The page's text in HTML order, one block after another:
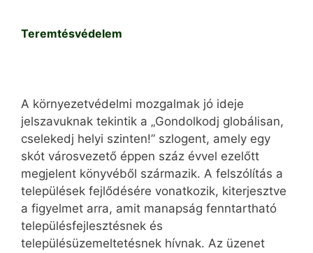
Teremtésvédelem
A környezetvédelmi mozgalmak jó ideje
jelszavuknak tekintik a „Gondolkodj globálisan,
cselekedj helyi szinten!” szlogent, amely egy
skót városvezető éppen száz évvel ezelőtt
megjelent könyvéből származik. A felszólítás a
települések fejlődésére vonatkozik, kiterjesztve
a figyelmet arra, amit manapság fenntartható
településfejlesztésnek és
településüzemeltetésnek hívnak. Az üzenet